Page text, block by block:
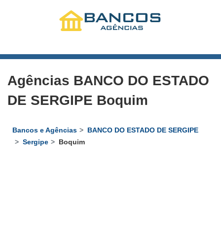
Agências BANCO DO ESTADO
DE SERGIPE Boquim
Bancos e Agências
BANCO DO ESTADO DE SERGIPE
Sergipe
Boquim